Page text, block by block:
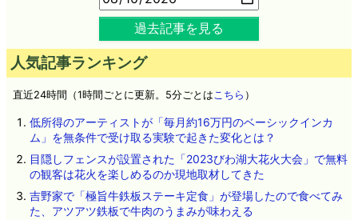
過去記事を見る
人気記事ランキング
直近24時間（1時間ごとに更新。5分ごとは こちら ）
低所得のアーティストが「毎月約16万円のベーシックインカ
ム」を無条件で受け取る実験で起きた変化とは？
目隠しフェンスが設置された「2023びわ湖大花火大会」で無料
の観客は花火を楽しめるのか現地取材してきた
吉野家で「極旨牛鉄板ステーキ定食」が登場したので食べてみ
た、アツアツ鉄板で牛肉のうまみが味わえる